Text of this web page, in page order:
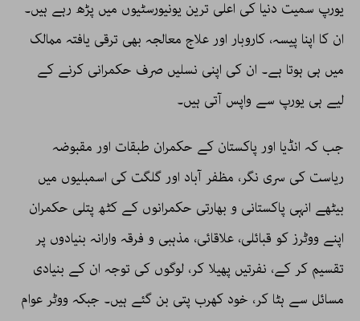
یورپ سمیت دنیا کی اعلی ترین یونیورسٹیوں میں پڑھ رہے ہیں۔
ان کا اپنا پیسہ، کاروبار اور علاج معالجہ بھی ترقی یافتہ ممالک
میں ہی ہوتا ہے۔ ان کی اپنی نسلیں صرف حکمرانی کرنے کے
لیے ہی یورپ سے واپس آتی ہیں۔
جب کہ انڈیا اور پاکستان کے حکمران طبقات اور مقبوضہ
ریاست کی سری نگر، مظفر آباد اور گلگت کی اسمبلیوں میں
بیٹھے انہی پاکستانی و بھارتی حکمرانوں کے کٹھ پتلی حکمران
اپنے ووٹرز کو قبائلی، علاقائی، مذہبی و فرقہ وارانہ بنیادوں پر
تقسیم کر کے، نفرتیں پھیلا کر، لوگوں کی توجہ ان کے بنیادی
مسائل سے ہٹا کر، خود کھرب پتی بن گئے ہیں۔ جبکہ ووٹر عوام